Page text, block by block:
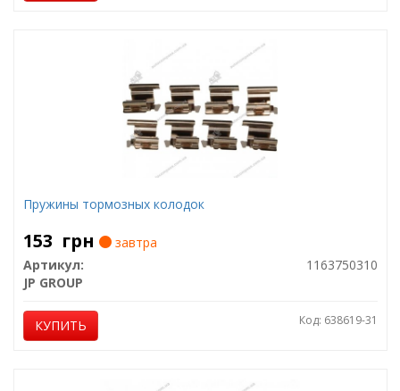
Пружины тормозных колодок
153 грн
завтра
Артикул:
1163750310
JP GROUP
КУПИТЬ Код: 638619-31